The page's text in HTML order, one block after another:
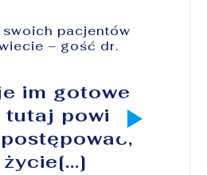
swoich pacjentów
– gość dr.
im gotowe
tutaj powinni